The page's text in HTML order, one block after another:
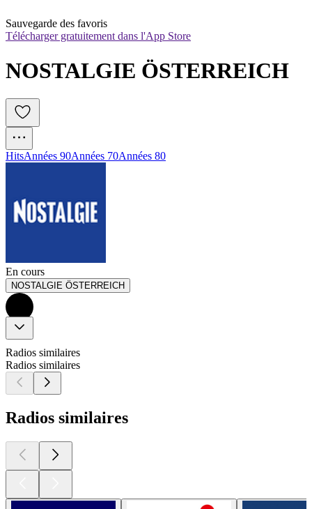
Sauvegarde des favoris
Télécharger gratuitement dans l'App Store
NOSTALGIE ÖSTERREICH
HitsAnnées 90Années 70Années 80
En cours
NOSTALGIE ÖSTERREICH
Radios similaires
Radios similaires
Radios similaires